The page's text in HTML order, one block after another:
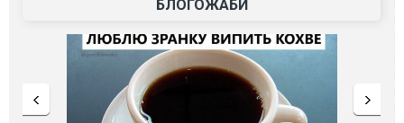
БЛОГОЖАБИ